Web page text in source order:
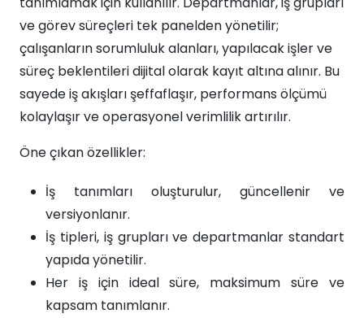
ve görev süreçleri tek panelden yönetilir;
çalışanların sorumluluk alanları, yapılacak işler ve
süreç beklentileri dijital olarak kayıt altına alınır. Bu
sayede iş akışları şeffaflaşır, performans ölçümü
kolaylaşır ve operasyonel verimlilik artırılır.
Öne çıkan özellikler:
İş tanımları oluşturulur, güncellenir ve
versiyonlanır.
İş tipleri, iş grupları ve departmanlar standart
yapıda yönetilir.
Her iş için ideal süre, maksimum süre ve
kapsam tanımlanır.